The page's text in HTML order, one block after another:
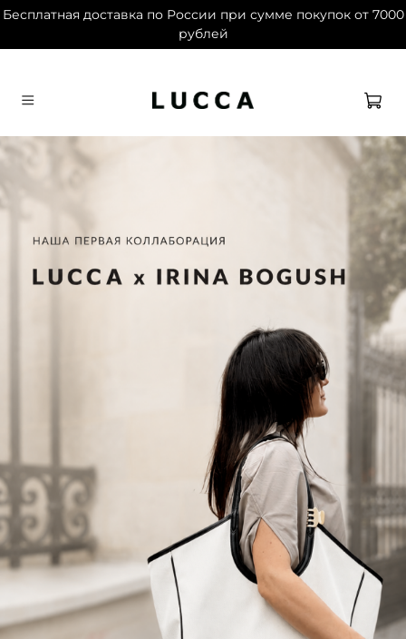
Бесплатная доставка по России при сумме покупок от 7000
рублей